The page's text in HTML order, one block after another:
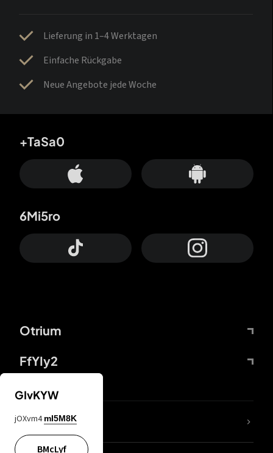
Lieferung in 1–4 Werktagen
Einfache Rückgabe
Neue Angebote jede Woche
Otrium
FfYIy2
+TaSa0
6Mi5ro
DDcvSo
GIvKYW
jOXvm4 mI5M8K
BMcLyf